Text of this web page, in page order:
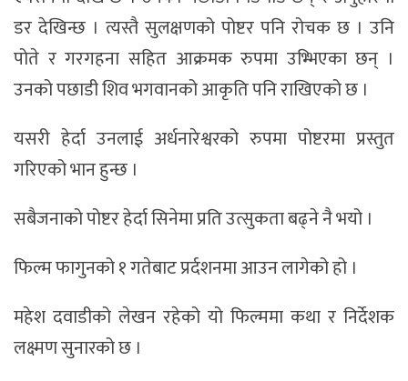
डर देखिन्छ । त्यस्तै सुलक्षणको पोष्टर पनि रोचक छ । उनि
पोते र गरगहना सहित आक्रमक रुपमा उभ्भिएका छन् ।
उनको पछाडी शिव भगवानको आकृति पनि राखिएको छ ।
यसरी हेर्दा उनलाई अर्धनारेश्वरको रुपमा पोष्टरमा प्रस्तुत
गरिएको भान हुन्छ ।
सबैजनाको पोष्टर हेर्दा सिनेमा प्रति उत्सुकता बढ्ने नै भयो ।
फिल्म फागुनको १ गतेबाट प्रर्दशनमा आउन लागेको हो ।
महेश दवाडीको लेखन रहेको यो फिल्ममा कथा र निर्देशक
लक्ष्मण सुनारको छ ।